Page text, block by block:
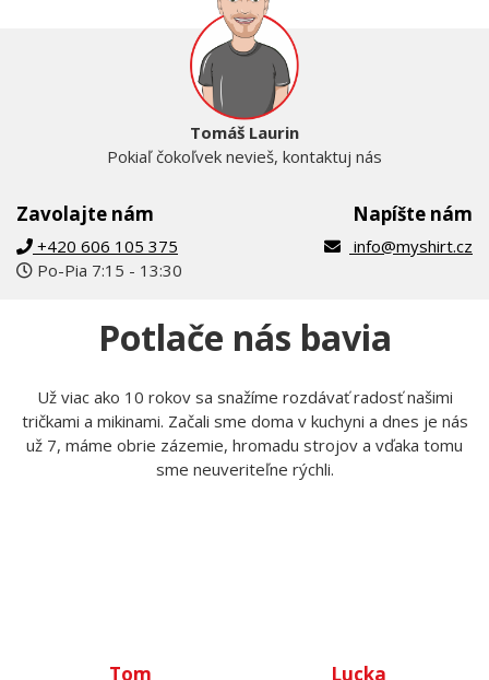
Zavolajte nám
+420 606 105 375
Po-Pia 7:15 - 13:30
Tomáš Laurin
Pokiaľ čokoľvek nevieš, kontaktuj nás
Napíšte nám
info@myshirt.cz
Potlače nás bavia
Už viac ako 10 rokov sa snažíme rozdávať radosť našimi
tričkami a mikinami. Začali sme doma v kuchyni a dnes je nás
už 7, máme obrie zázemie, hromadu strojov a vďaka tomu
sme neuveriteľne rýchli.
Tom Lucka